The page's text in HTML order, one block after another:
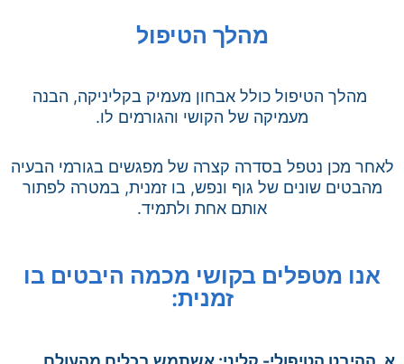
מהלך הטיפול
מהלך הטיפול כולל אבחון מעמיק בקליניקה, הבנה
מעמיקה של הקושי והגורמים לו.
לאחר מכן נטפל בסדרה קצרה של מפגשים בגורמי הבעיה
מהבטים שונים של גוף ונפש, בו זמנית, במטרה לפתור
אותם אחת ולתמיד.
אנו מטפלים בקושי מכמה היבטים בו
זמנית: